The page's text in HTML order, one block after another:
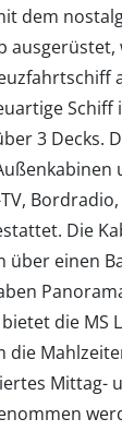
dem
ausgerüstet,
Schiff
3 Decks.
Die
über einen
die MS
die
Mittag-